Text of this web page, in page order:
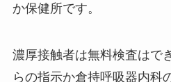
か保健所です。
濃厚接触者は無料検査はで
らの指示か倉持呼吸器内科